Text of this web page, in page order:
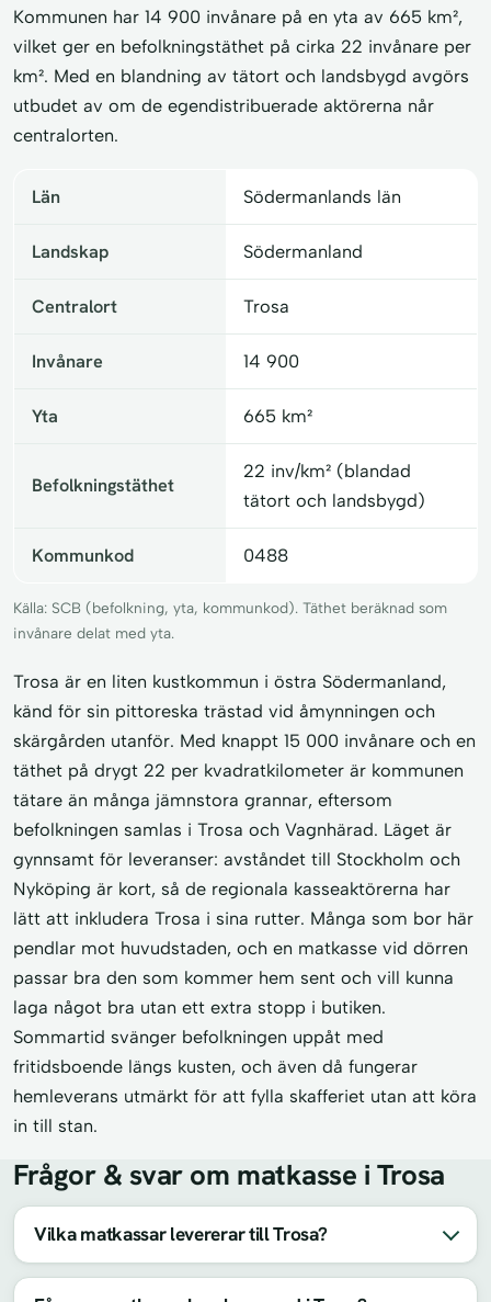
Kommunen har 14 900 invånare på en yta av 665 km²,
vilket ger en befolkningstäthet på cirka 22 invånare per
km². Med en blandning av tätort och landsbygd avgörs
utbudet av om de egendistribuerade aktörerna når
centralorten.
Län Södermanlands län
Landskap Södermanland
Centralort Trosa
Invånare 14 900
Yta 665 km²
Befolkningstäthet
22 inv/km² (blandad
tätort och landsbygd)
Kommunkod 0488
Källa: SCB (befolkning, yta, kommunkod). Täthet beräknad som
invånare delat med yta.
Trosa är en liten kustkommun i östra Södermanland,
känd för sin pittoreska trästad vid åmynningen och
skärgården utanför. Med knappt 15 000 invånare och en
täthet på drygt 22 per kvadratkilometer är kommunen
tätare än många jämnstora grannar, eftersom
befolkningen samlas i Trosa och Vagnhärad. Läget är
gynnsamt för leveranser: avståndet till Stockholm och
Nyköping är kort, så de regionala kasseaktörerna har
lätt att inkludera Trosa i sina rutter. Många som bor här
pendlar mot huvudstaden, och en matkasse vid dörren
passar bra den som kommer hem sent och vill kunna
laga något bra utan ett extra stopp i butiken.
Sommartid svänger befolkningen uppåt med
fritidsboende längs kusten, och även då fungerar
hemleverans utmärkt för att fylla skafferiet utan att köra
in till stan.
Frågor & svar om matkasse i Trosa
Vilka matkassar levererar till Trosa?